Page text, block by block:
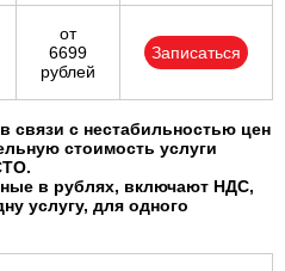
от
6699
рублей
Записаться
с нестабильностью цен
стоимость услуги
в рублях, включают НДС,
услугу, для одного